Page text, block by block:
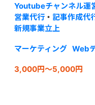
Youtubeチャンネル運
営業代行 ・ 記事作成代
新規事業立上
マーケティング Web
3,000円～5,000円